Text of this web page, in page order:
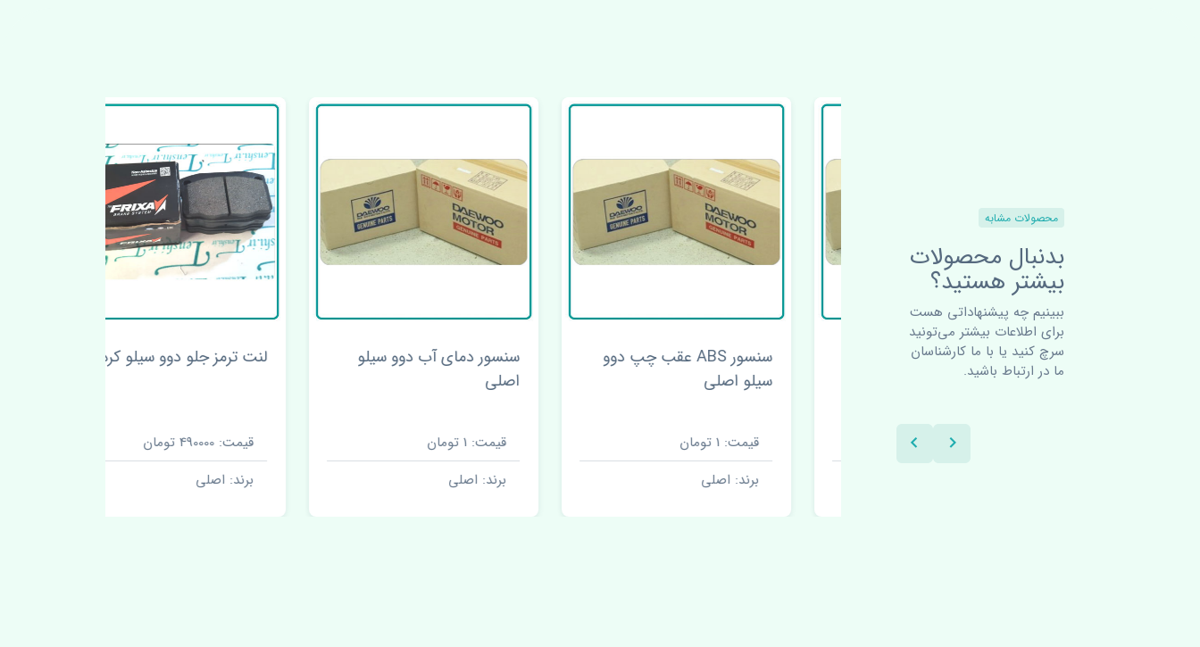
محصولات مشابه
بدنبال محصولات
بیشتر هستید؟
ببینیم چه پیشنهاداتی هست
برای اطلاعات بیشتر می‌تونید
سرچ کنید یا با ما کارشناسان
ما در ارتباط باشید.
میل تعادل جلو دوو سیلو
اصلی
سنسور ABS عقب چپ دوو
سیلو اصلی
برند: اصلی
سنسور دمای آب دوو سیلو
برند: اصلی
لنت ترمز جلو دوو سیلو کره
برند: اصلی